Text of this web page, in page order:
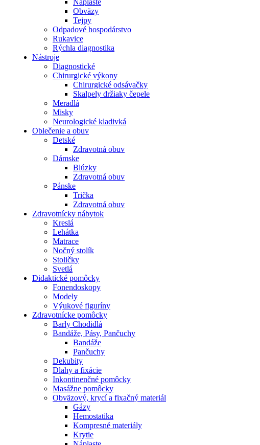
Náplaste
Obväzy
Tejpy
Odpadové hospodárstvo
Rukavice
Rýchla diagnostika
Nástroje
Diagnostické
Chirurgické výkony
Chirurgické odsávačky
Skalpely držiaky čepele
Meradlá
Misky
Neurologické kladivká
Oblečenie a obuv
Detské
Zdravotná obuv
Dámske
Blúzky
Zdravotná obuv
Pánske
Trička
Zdravotná obuv
Zdravotnícky nábytok
Kreslá
Lehátka
Matrace
Nočný stolík
Stoličky
Svetlá
Didaktické pomôcky
Fonendoskopy
Modely
Výukové figuríny
Zdravotnícke pomôcky
Barly Chodidlá
Bandáže, Pásy, Pančuchy
Bandáže
Pančuchy
Dekubity
Dlahy a fixácie
Inkontinenčné pomôcky
Masážne pomôcky
Obväzový, krycí a fixačný materiál
Gázy
Hemostatika
Kompresné materiály
Krytie